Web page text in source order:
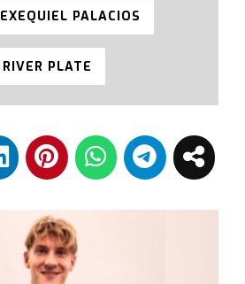
EXEQUIEL PALACIOS
RIVER PLATE